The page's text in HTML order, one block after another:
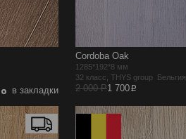
в закладки
Cordoba Oak
1285*192*8 мм
32 класс, THYS group Бельгия
2 000 Р1 700p